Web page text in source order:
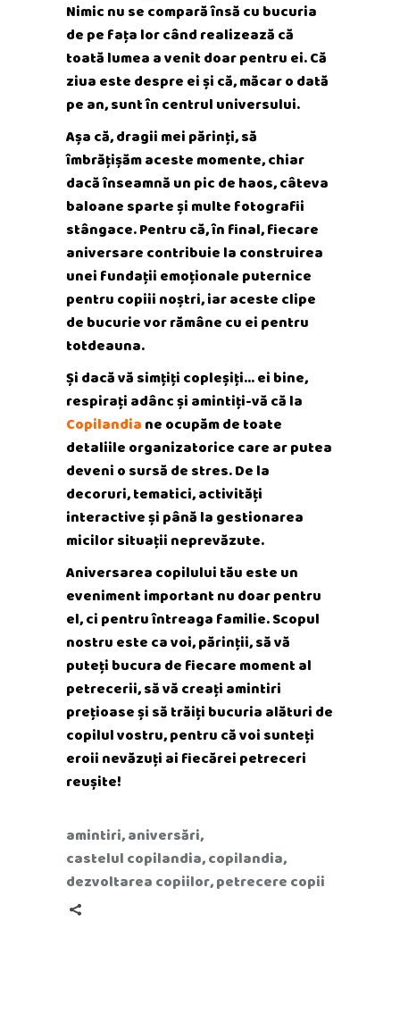
Nimic nu se compară însă cu bucuria
de pe fața lor când realizează că
toată lumea a venit doar pentru ei. Că
ziua este despre ei și că, măcar o dată
pe an, sunt în centrul universului.
Așa că, dragii mei părinți, să
îmbrățișăm aceste momente, chiar
dacă înseamnă un pic de haos, câteva
baloane sparte și multe fotografii
stângace. Pentru că, în final, fiecare
aniversare contribuie la construirea
unei fundații emoționale puternice
pentru copiii noștri, iar aceste clipe
de bucurie vor rămâne cu ei pentru
totdeauna.
Și dacă vă simțiți copleșiți… ei bine,
respirați adânc și amintiți-vă că la
Copilandia ne ocupăm de toate
detaliile organizatorice care ar putea
deveni o sursă de stres. De la
decoruri, tematici, activități
interactive și până la gestionarea
micilor situații neprevăzute.
Aniversarea copilului tău este un
eveniment important nu doar pentru
el, ci pentru întreaga familie. Scopul
nostru este ca voi, părinții, să vă
puteți bucura de fiecare moment al
petrecerii, să vă creați amintiri
prețioase și să trăiți bucuria alături de
copilul vostru, pentru că voi sunteți
eroii nevăzuți ai fiecărei petreceri
reușite!
amintiri,aniversări,
castelul copilandia,copilandia,
dezvoltarea copiilor,petrecere copii